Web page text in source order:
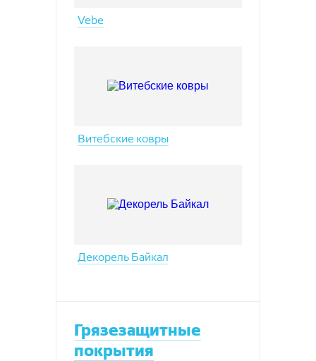
Vebe
Витебские ковры
Декорель Байкал
Грязезащитные
покрытия